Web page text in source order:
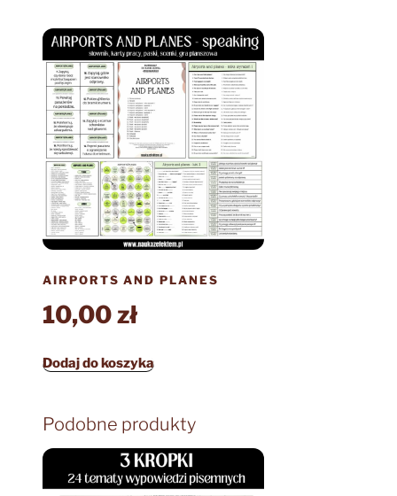
AIRPORTS AND PLANES
10,00zł
Dodaj do koszyka
Podobne produkty